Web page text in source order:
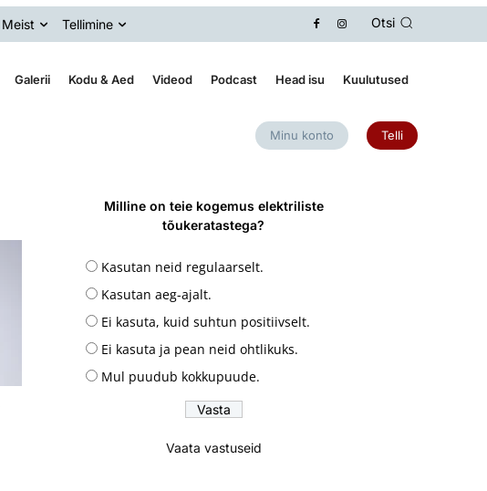
Meist Tellimine Otsi
Galerii Kodu & Aed Videod Podcast Head isu Kuulutused
Minu konto Telli
Milline on teie kogemus elektriliste
tõukeratastega?
Kasutan neid regulaarselt.
Kasutan aeg-ajalt.
Ei kasuta, kuid suhtun positiivselt.
Ei kasuta ja pean neid ohtlikuks.
Mul puudub kokkupuude.
Vaata vastuseid